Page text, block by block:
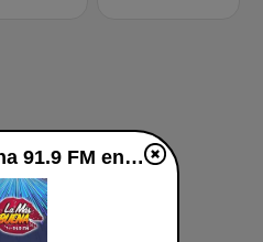
La Mas Buena 91.9 FM en vivo